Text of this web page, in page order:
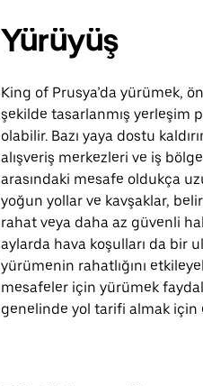
Yürüyüş
King of Prusya’da yürümek,
şekilde tasarlanmış yerleşim
olabilir. Bazı yaya dostu
alışveriş merkezleri ve iş
arasındaki mesafe oldukça
yoğun yollar ve kavşaklar,
rahat veya daha az güvenli
aylarda hava koşulları da bir
yürümenin rahatlığını
mesafeler için yürümek
genelinde yol tarifi almak için